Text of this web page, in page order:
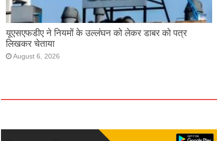
यूएसएफडीए ने नियमों के उल्लंघन को लेकर डाबर को पत्र
लिखकर चेताया
August 6, 2026